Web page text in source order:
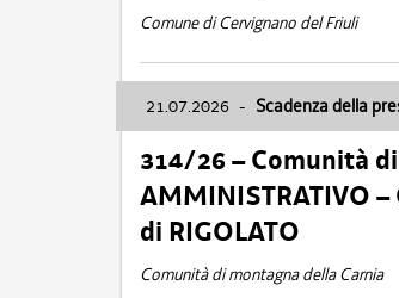
Comune di Cervignano del Friuli
21.07.2026 - Scadenza della
314/26 – Comunità
AMMINISTRATIVO
di RIGOLATO
Comunità di montagna della Carnia